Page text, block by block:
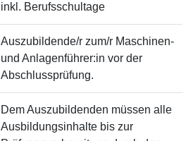
inkl. Berufsschultage
Auszubildende/r zum/r Maschinen-
und Anlagenführer:in vor der
Abschlussprüfung.
Dem Auszubildenden müssen alle
Ausbildungsinhalte bis zur